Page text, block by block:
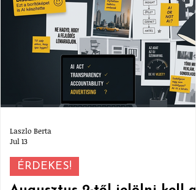
ÉRDEKES!
Laszlo Berta
Jul 13